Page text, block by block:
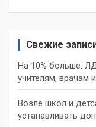
Свежие
На 10% больше:
учителям, врачам
Возле школ и
устанавливать